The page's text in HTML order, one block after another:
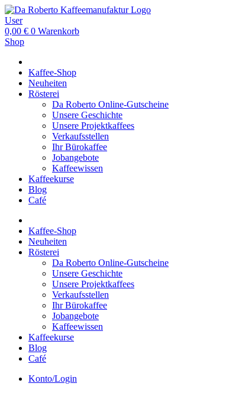
User
0,00 € 0 Warenkorb
Shop
Kaffee-Shop
Neuheiten
Rösterei
Da Roberto Online-Gutscheine
Unsere Geschichte
Unsere Projektkaffees
Verkaufsstellen
Ihr Bürokaffee
Jobangebote
Kaffeewissen
Kaffeekurse
Blog
Café
Kaffee-Shop
Neuheiten
Rösterei
Da Roberto Online-Gutscheine
Unsere Geschichte
Unsere Projektkaffees
Verkaufsstellen
Ihr Bürokaffee
Jobangebote
Kaffeewissen
Kaffeekurse
Blog
Café
Konto/Login